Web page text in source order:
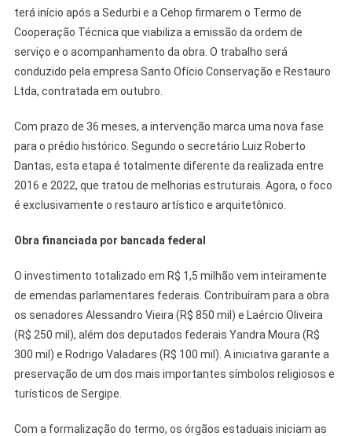
Milhão
terá início após a Sedurbi e a Cehop firmarem o Termo de
Cooperação Técnica que viabiliza a emissão da ordem de
serviço e o acompanhamento da obra. O trabalho será
conduzido pela empresa Santo Ofício Conservação e Restauro
Ltda, contratada em outubro.
Com prazo de 36 meses, a intervenção marca uma nova fase
para o prédio histórico. Segundo o secretário Luiz Roberto
Dantas, esta etapa é totalmente diferente da realizada entre
2016 e 2022, que tratou de melhorias estruturais. Agora, o foco
é exclusivamente o restauro artístico e arquitetônico.
Obra financiada por bancada federal
O investimento totalizado em R$ 1,5 milhão vem inteiramente
de emendas parlamentares federais. Contribuíram para a obra
os senadores Alessandro Vieira (R$ 850 mil) e Laércio Oliveira
(R$ 250 mil), além dos deputados federais Yandra Moura (R$
300 mil) e Rodrigo Valadares (R$ 100 mil). A iniciativa garante a
preservação de um dos mais importantes símbolos religiosos e
turísticos de Sergipe.
Com a formalização do termo, os órgãos estaduais iniciam as